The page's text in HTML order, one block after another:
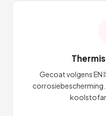
Gecoat volgens EN